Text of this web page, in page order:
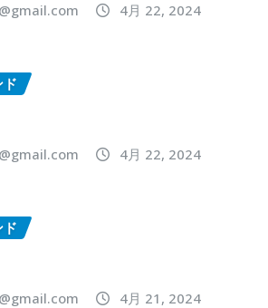
4月 22, 2024
4月 22, 2024
4月 21, 2024